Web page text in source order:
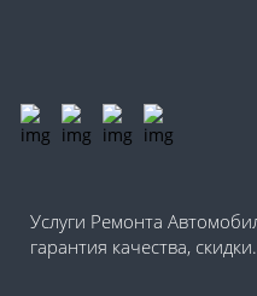
Услуги Ремонта
гарантия качества, скидки.